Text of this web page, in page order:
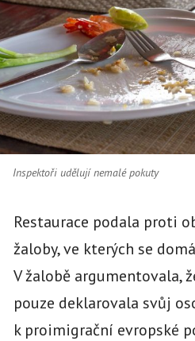
Inspektoři udělují nemalé pokuty
Restaurace podala proti
žaloby, ve kterých se
V žalobě argumentovala,
pouze deklarovala svůj
k proimigrační evropské